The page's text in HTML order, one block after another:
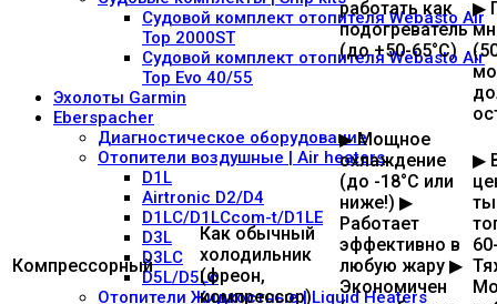
Судовой комплект отопителя Webasto Air
Top 2000ST
Судовой комплект отопителя Webasto Air
Top Evo 40/55
Эхолоты Garmin
Eberspacher
Диагностическое оборудование
Отопители воздушные | Air heaters
D1L
Airtronic D2/D4
D1LC/D1LCcom-t/D1LE
D3L
D3LC
D5L/D5Lc
Отопители Жидкостные | Liquid Heaters
работать как
подогреватель
(до +50-65°C)
▶
Компрессорный
Как обычный
холодильник
(фреон,
компрессор)
▶ Мощное
охлаждение
(до -18°C или
ниже!) ▶
Работает
эффективно в
любую жару ▶
Экономичен
▶